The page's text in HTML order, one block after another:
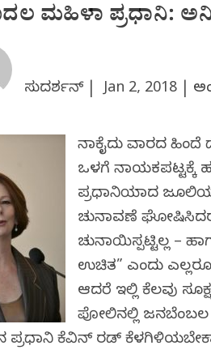
ಮಹಿಳಾ ಪ್ರಧಾನಿ:
ಸುದರ್ಶನ್ |Jan 2, 2018|
ನಾಕೈದು ವಾರದ ಹಿಂದೆ
ಒಳಗೆ ನಾಯಕಪಟ್ಟಕ್ಕೆ
ಪ್ರಧಾನಿಯಾದ
ಚುನಾವಣೆ
ಚುನಾಯಿಸ್ಪಟ್ಟಿಲ್ಲ –
ಉಚಿತ” ಎಂದು
ಆದರೆ ಇಲ್ಲಿ ಕೆಲವು
ಪೋಲಿನಲ್ಲಿ ಜನಬೆಂಬಲ
ಪ್ರಧಾನಿ ಕೆವಿನ್ ರಡ್